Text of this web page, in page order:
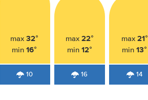
max32°
min16°
10
max 22°
min 12°
16
max 21°
min13°
14